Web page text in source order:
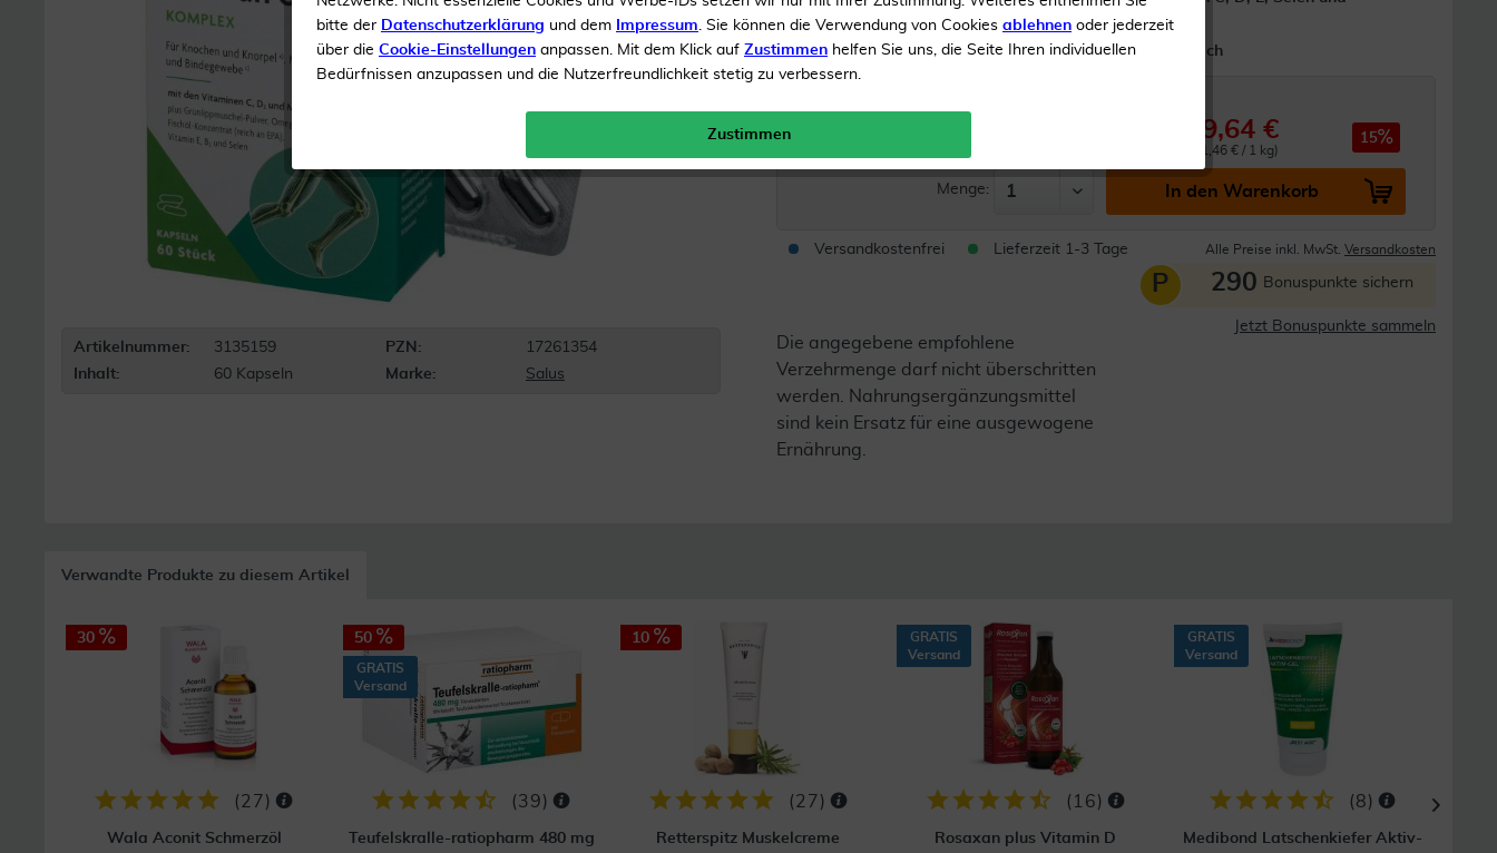
Bindegewebe
Mangan
Vitamin E und Selen
1-mal täglich
Artikelnummer: 3135159 PZN:
17261354
Inhalt:
60 Kapseln Marke: Salus
29,64 €
0.082 kg (361,46 € / 1 kg)
15
Menge: In den Warenkorb
Versandkostenfrei Lieferzeit 1-3 Tage Alle Preise inkl. MwSt. Versandkosten
P 290 Bonuspunkte sichern
Jetzt Bonuspunkte sammeln
Die angegebene empfohlene
Verzehrmenge darf nicht überschritten
werden. Nahrungsergänzungsmittel
sind kein Ersatz für eine ausgewogene
Ernährung.
Verwandte Produkte zu diesem Artikel
30
(27 )
Wala Aconit Schmerzöl
50
GRATIS
Versand
(39)
Teufelskralle-ratiopharm 480 mg
10
(27 )
Retterspitz Muskelcreme
GRATIS
Versand
( 16)
Rosaxan plus Vitamin D
GRATIS
Versand
(8)
Medibond Latschenkiefer Aktiv-
bitte der Datenschutzerklärung und dem Impressum. Sie können die Verwendung von Cookies ablehnen oder jederzeit
über die Cookie-Einstellungen anpassen. Mit dem Klick auf Zustimmen helfen Sie uns, die Seite Ihren individuellen
Bedürfnissen anzupassen und die Nutzerfreundlichkeit stetig zu verbessern.
Zustimmen